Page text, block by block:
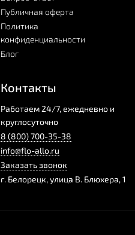
Публичная оферта
Политика
конфиденциальности
Блог
Контакты
Работаем 24/7, ежедневно и
круглосуточно
8 (800) 700-35-38
info@flo-allo.ru
Заказать звонок
г. Белорецк,улица В. Блюхера, 1